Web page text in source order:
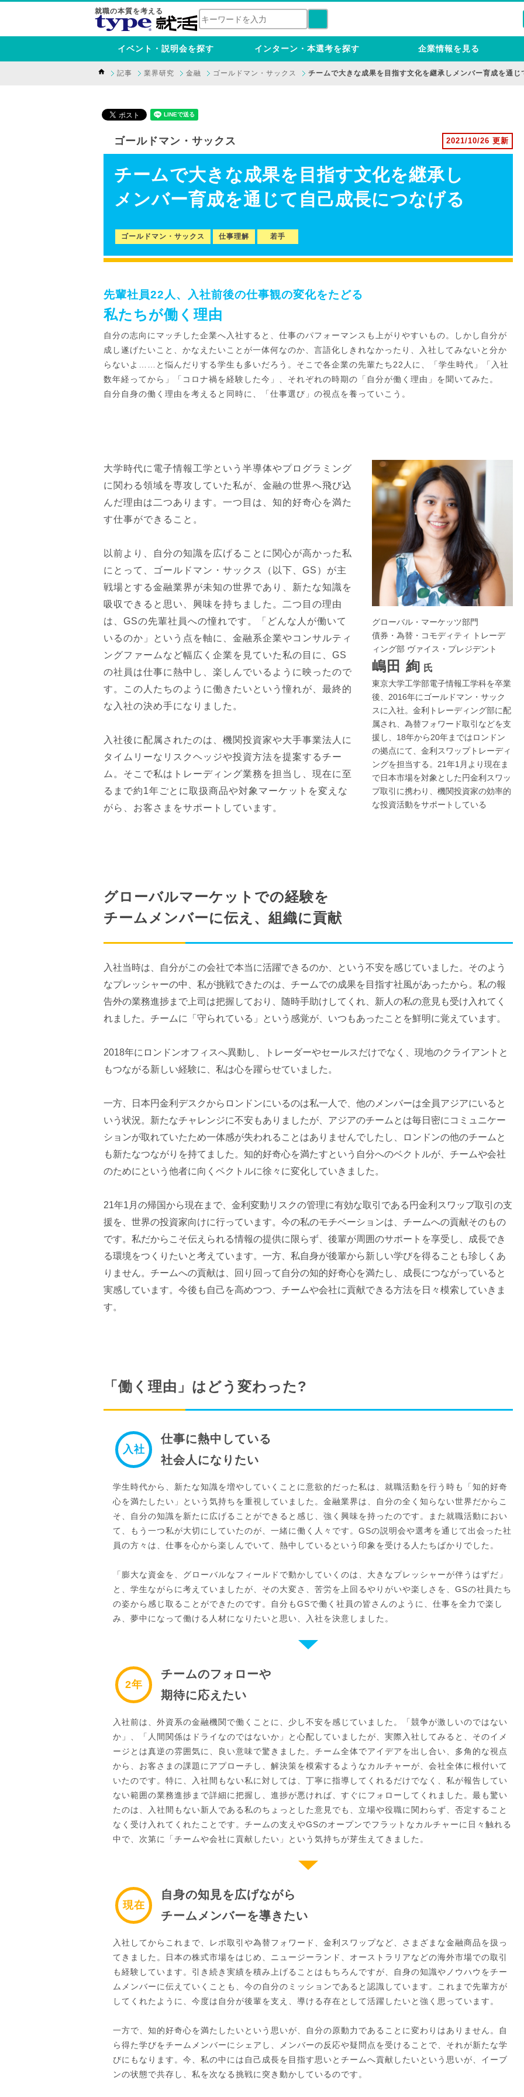
就職の本質を考える
イベント・説明会を探す インターン・本選考を探す 企業情報を見る
記事 業界研究 金融 ゴールドマン・サックス チームで大きな成果を目指す文化を継承しメンバー育成を通
ゴールドマン・サックス 2021/10/26 更新
チームで大きな成果を目指す文化を継承し
メンバー育成を通じて自己成長につなげる
ゴールドマン・サックス 仕事理解 若手
先輩社員22人、入社前後の仕事観の変化をたどる
私たちが働く理由
自分の志向にマッチした企業へ入社すると、仕事のパフォーマンスも上がりやすいもの。しかし自分が
成し遂げたいこと、かなえたいことが一体何なのか、言語化しきれなかったり、入社してみないと分か
らないよ……と悩んだりする学生も多いだろう。そこで各企業の先輩たち22人に、「学生時代」「入社
数年経ってから」「コロナ禍を経験した今」、それぞれの時期の「自分が働く理由」を聞いてみた。
自分自身の働く理由を考えると同時に、「仕事選び」の視点を養っていこう。
グローバル・マーケッツ部門
債券・為替・コモディティ トレーデ
ィング部 ヴァイス・プレジデント
嶋田 絢 氏
東京大学工学部電子情報工学科を卒業
後、2016年にゴールドマン・サック
スに入社。金利トレーディング部に配
属され、為替フォワード取引などを支
援し、18年から20年まではロンドン
の拠点にて、金利スワップトレーディ
ングを担当する。21年1月より現在ま
で日本市場を対象とした円金利スワッ
プ取引に携わり、機関投資家の効率的
な投資活動をサポートしている
大学時代に電子情報工学という半導体やプログラミング
に関わる領域を専攻していた私が、金融の世界へ飛び込
んだ理由は二つあります。一つ目は、知的好奇心を満た
す仕事ができること。
以前より、自分の知識を広げることに関心が高かった私
にとって、ゴールドマン・サックス（以下、GS）が主
戦場とする金融業界が未知の世界であり、新たな知識を
吸収できると思い、興味を持ちました。二つ目の理由
は、GSの先輩社員への憧れです。「どんな人が働いて
いるのか」という点を軸に、金融系企業やコンサルティ
ングファームなど幅広く企業を見ていた私の目に、GS
の社員は仕事に熱中し、楽しんでいるように映ったので
す。この人たちのように働きたいという憧れが、最終的
な入社の決め手になりました。
入社後に配属されたのは、機関投資家や大手事業法人に
タイムリーなリスクヘッジや投資方法を提案するチー
ム。そこで私はトレーディング業務を担当し、現在に至
るまで約1年ごとに取扱商品や対象マーケットを変えな
がら、お客さまをサポートしています。
グローバルマーケットでの経験を
チームメンバーに伝え、組織に貢献
入社当時は、自分がこの会社で本当に活躍できるのか、という不安を感じていました。そのよう
なプレッシャーの中、私が挑戦できたのは、チームでの成果を目指す社風があったから。私の報
告外の業務進捗まで上司は把握しており、随時手助けしてくれ、新人の私の意見も受け入れてく
れました。チームに「守られている」という感覚が、いつもあったことを鮮明に覚えています。
2018年にロンドンオフィスへ異動し、トレーダーやセールスだけでなく、現地のクライアントと
もつながる新しい経験に、私は心を躍らせていました。
一方、日本円金利デスクからロンドンにいるのは私一人で、他のメンバーは全員アジアにいると
いう状況。新たなチャレンジに不安もありましたが、アジアのチームとは毎日密にコミュニケー
ションが取れていたため一体感が失われることはありませんでしたし、ロンドンの他のチームと
も新たなつながりを持てました。知的好奇心を満たすという自分へのベクトルが、チームや会社
のためにという他者に向くベクトルに徐々に変化していきました。
21年1月の帰国から現在まで、金利変動リスクの管理に有効な取引である円金利スワップ取引の支
援を、世界の投資家向けに行っています。今の私のモチベーションは、チームへの貢献そのもの
です。私だからこそ伝えられる情報の提供に限らず、後輩が周囲のサポートを享受し、成長でき
る環境をつくりたいと考えています。一方、私自身が後輩から新しい学びを得ることも珍しくあ
りません。チームへの貢献は、回り回って自分の知的好奇心を満たし、成長につながっていると
実感しています。今後も自己を高めつつ、チームや会社に貢献できる方法を日々模索していきま
す。
「働く理由」はどう変わった?
入社
仕事に熱中している
社会人になりたい
学生時代から、新たな知識を増やしていくことに意欲的だった私は、就職活動を行う時も「知的好奇
心を満たしたい」という気持ちを重視していました。金融業界は、自分の全く知らない世界だからこ
そ、自分の知識を新たに広げることができると感じ、強く興味を持ったのです。また就職活動におい
て、もう一つ私が大切にしていたのが、一緒に働く人々です。GSの説明会や選考を通じて出会った社
員の方々は、仕事を心から楽しんでいて、熱中しているという印象を受ける人たちばかりでした。
「膨大な資金を、グローバルなフィールドで動かしていくのは、大きなプレッシャーが伴うはずだ」
と、学生ながらに考えていましたが、その大変さ、苦労を上回るやりがいや楽しさを、GSの社員たち
の姿から感じ取ることができたのです。自分もGSで働く社員の皆さんのように、仕事を全力で楽し
み、夢中になって働ける人材になりたいと思い、入社を決意しました。
2年
チームのフォローや
期待に応えたい
入社前は、外資系の金融機関で働くことに、少し不安を感じていました。「競争が激しいのではない
か」、「人間関係はドライなのではないか」と心配していましたが、実際入社してみると、そのイメ
ージとは真逆の雰囲気に、良い意味で驚きました。チーム全体でアイデアを出し合い、多角的な視点
から、お客さまの課題にアプローチし、解決策を模索するようなカルチャーが、会社全体に根付いて
いたのです。特に、入社間もない私に対しては、丁寧に指導してくれるだけでなく、私が報告してい
ない範囲の業務進捗まで詳細に把握し、進捗が悪ければ、すぐにフォローしてくれました。最も驚い
たのは、入社間もない新人である私のちょっとした意見でも、立場や役職に関わらず、否定すること
なく受け入れてくれたことです。チームの支えやGSのオープンでフラットなカルチャーに日々触れる
中で、次第に「チームや会社に貢献したい」という気持ちが芽生えてきました。
現在
自身の知見を広げながら
チームメンバーを導きたい
入社してからこれまで、レポ取引や為替フォワード、金利スワップなど、さまざまな金融商品を扱っ
てきました。日本の株式市場をはじめ、ニュージーランド、オーストラリアなどの海外市場での取引
も経験しています。引き続き実績を積み上げることはもちろんですが、自身の知識やノウハウをチー
ムメンバーに伝えていくことも、今の自分のミッションであると認識しています。これまで先輩方が
してくれたように、今度は自分が後輩を支え、導ける存在として活躍したいと強く思っています。
一方で、知的好奇心を満たしたいという思いが、自分の原動力であることに変わりはありません。自
ら得た学びをチームメンバーにシェアし、メンバーの反応や疑問点を受けることで、それが新たな学
びにもなります。今、私の中には自己成長を目指す思いとチームへ貢献したいという思いが、イーブ
ンの状態で共存し、私を次なる挑戦に突き動かしているのです。